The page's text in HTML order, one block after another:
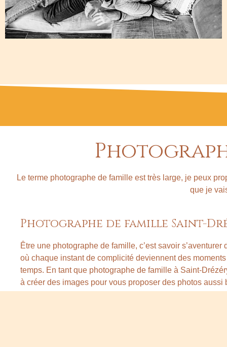
Le terme photographe de famille est très large, je peux
que je
Photographe de famille Saint-
Être une photographe de famille, c’est savoir s’aventurer
où chaque instant de complicité deviennent des
temps. En tant que photographe de famille à Saint-
à créer des images pour vous proposer des photos aussi